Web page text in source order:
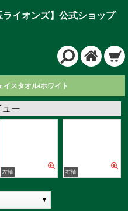
イオンズ】公式ショップ
イスタオル/ホワイト
ー